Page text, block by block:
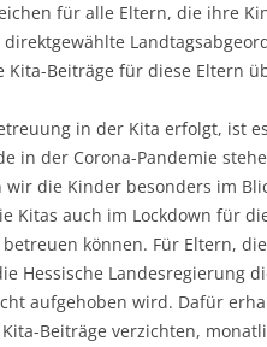
für alle Eltern, die ihre
Kita-Beiträge für diese Eltern
in der Kita erfolgt, ist
in der Corona-Pandemie
wir die Kinder besonders im
Kitas auch im Lockdown für
können. Für Eltern,
Hessische Landesregierung
aufgehoben wird. Dafür
Beiträge verzichten,